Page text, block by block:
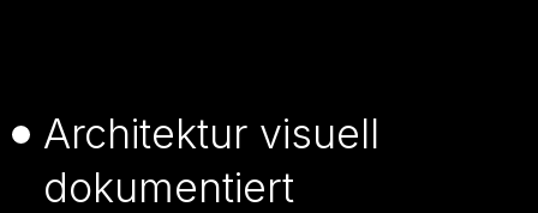
Architektur visuell
dokumentiert